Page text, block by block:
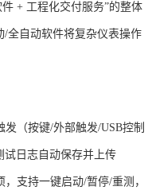
+ 工程化交付服务”的整体
/全自动软件将复杂仪表操作
（按键/外部触发/USB控制
试日志自动保存并上传
支持一键启动/暂停/重测，